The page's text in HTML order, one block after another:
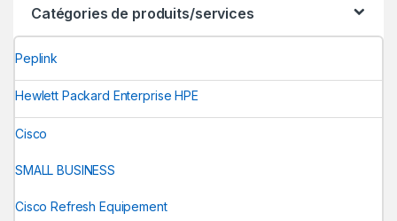
Catégories de produits/services
Peplink
Hewlett Packard Enterprise HPE
Cisco
SMALL BUSINESS
Cisco Refresh Equipement